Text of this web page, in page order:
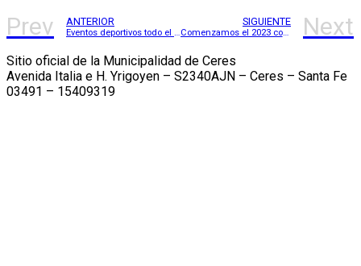
Prev ANTERIOR SIGUIENTE
Comenzamos el 2023 con un aquatlón Next
Sitio oficial de la Municipalidad de Ceres
Avenida Italia e H. Yrigoyen – S2340AJN – Ceres – Santa Fe
03491 – 15409319